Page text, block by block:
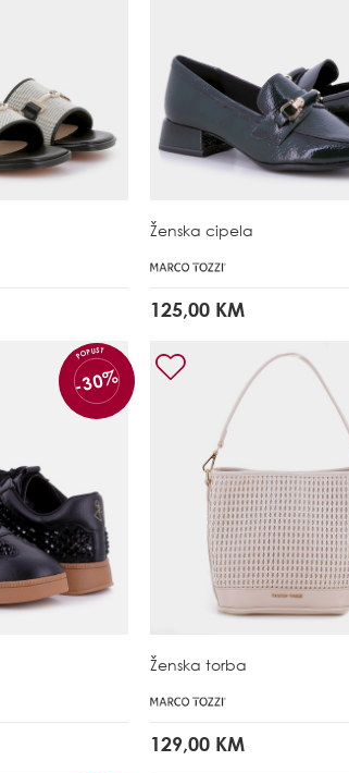
Ženska cipela
125,00 KM
POPUST
-30%
Ženska torba
129,00 KM